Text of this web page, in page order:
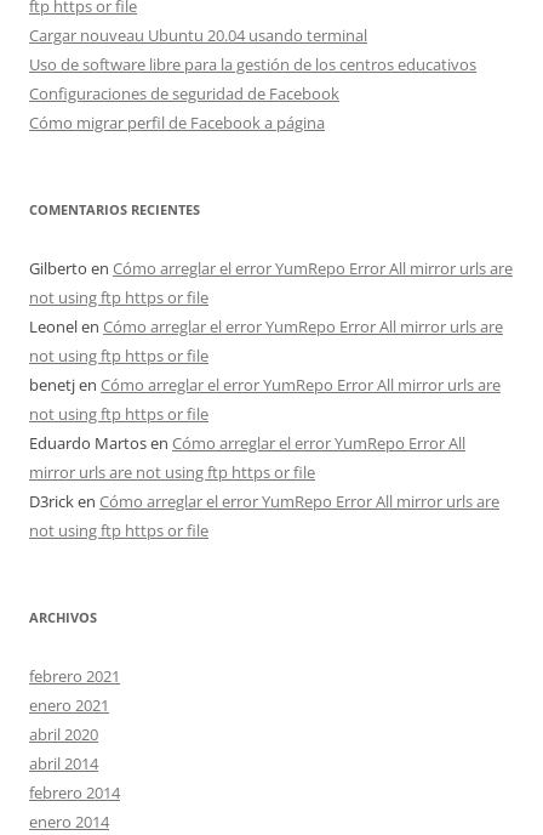
ftp https or file
Cargar nouveau Ubuntu 20.04 usando terminal
Uso de software libre para la gestión de los centros educativos
Configuraciones de seguridad de Facebook
Cómo migrar perfil de Facebook a página
COMENTARIOS RECIENTES
Gilberto en Cómo arreglar el error YumRepo Error All mirror urls are
not using ftp https or file
Leonelen Cómo arreglar el error YumRepo Error All mirror urls are
not using ftp https or file
benetjen Cómo arreglar el error YumRepo Error All mirror urls are
not using ftp https or file
Eduardo Martosen Cómo arreglar el error YumRepo Error All
mirror urls are not using ftp https or file
D3ricken Cómo arreglar el error YumRepo Error All mirror urls are
not using ftp https or file
ARCHIVOS
febrero 2021
enero 2021
abril 2020
abril 2014
febrero 2014
enero 2014